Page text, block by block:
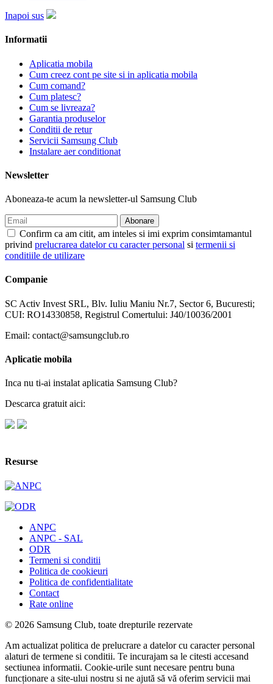
Inapoi sus
Informatii
Aplicatia mobila
Cum creez cont pe site si in aplicatia mobila
Cum comand?
Cum platesc?
Cum se livreaza?
Garantia produselor
Conditii de retur
Servicii Samsung Club
Instalare aer conditionat
Newsletter
Aboneaza-te acum la newsletter-ul Samsung Club
Confirm ca am citit, am inteles si imi exprim consimtamantul
privind prelucrarea datelor cu caracter personal si termenii si
conditiile de utilizare
Companie
SC Activ Invest SRL, Blv. Iuliu Maniu Nr.7, Sector 6, Bucuresti;
CUI: RO14330858, Registrul Comertului: J40/10036/2001
Email: contact@samsungclub.ro
Aplicatie mobila
Inca nu ti-ai instalat aplicatia Samsung Club?
Descarca gratuit aici:
Resurse
ANPC
ANPC - SAL
ODR
Termeni si conditii
Politica de cookieuri
Politica de confidentialitate
Contact
Rate online
© 2026 Samsung Club, toate drepturile rezervate
Am actualizat politica de prelucrare a datelor cu caracter personal
alaturi de termene si conditii. Te incurajam sa le citesti accesand
sectiunea informatii. Cookie-urile sunt necesare pentru buna
funcționare a site-ului nostru si ne ajută să vă oferim servicii mai